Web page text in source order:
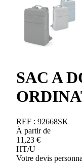
SAC A
REF : 92668SK
À partir de
11,23 €
HT/U
Votre devis